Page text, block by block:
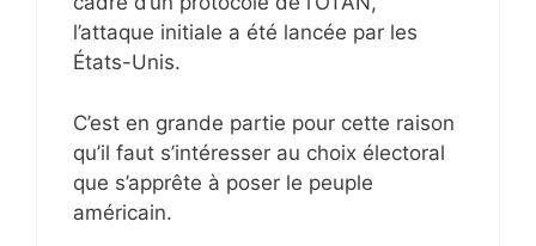
l’attaque initiale a été lancée par les
États-Unis.
C’est en grande partie pour cette raison
qu’il faut s’intéresser au choix électoral
que s’apprête à poser le peuple
américain.